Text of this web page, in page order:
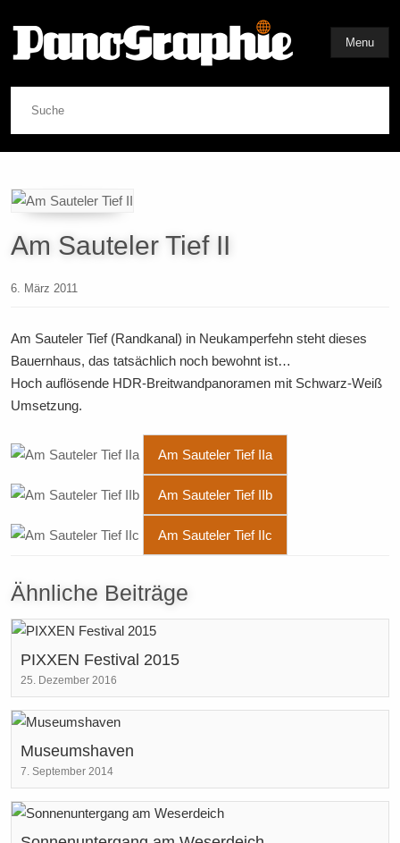
Suche
Menu
Am Sauteler Tief II
6. März 2011
Am Sauteler Tief (Randkanal) in Neukamperfehn steht dieses
Bauernhaus, das tatsächlich noch bewohnt ist…
Hoch auflösende HDR-Breitwandpanoramen mit Schwarz-Weiß
Umsetzung.
Am Sauteler Tief IIa
Am Sauteler Tief IIb
Am Sauteler Tief IIc
Ähnliche Beiträge
PIXXEN Festival 2015
25. Dezember 2016
Museumshaven
7. September 2014